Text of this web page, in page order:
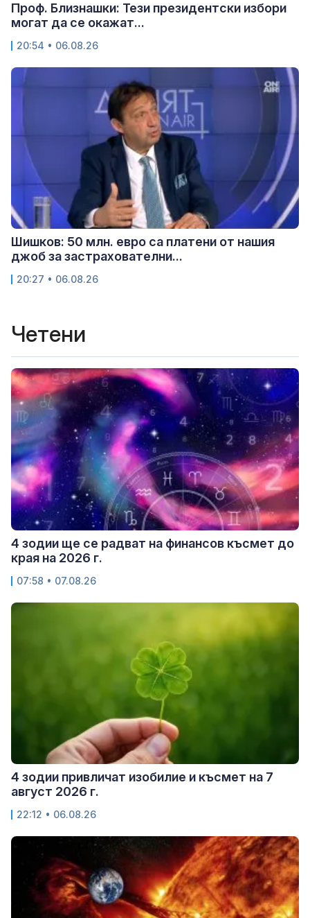
Проф. Близнашки: Тези президентски избори
могат да се окажат...
20:54 • 06.08.26
Шишков: 50 млн. евро са платени от нашия
джоб за застрахователни...
20:27 • 06.08.26
Четени
4 зодии ще се радват на финансов късмет до
края на 2026 г.
07:58 • 07.08.26
4 зодии привличат изобилие и късмет на 7
август 2026 г.
22:12 • 06.08.26